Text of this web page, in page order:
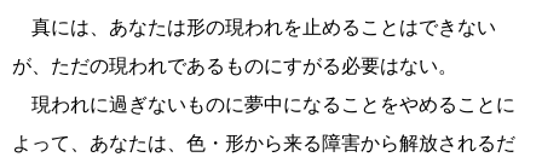
真には、あなたは形の現われを止めることはできない
が、ただの現われであるものにすがる必要はない。
現われに過ぎないものに夢中になることをやめることに
よって、あなたは、色・形から来る障害から解放されるだ